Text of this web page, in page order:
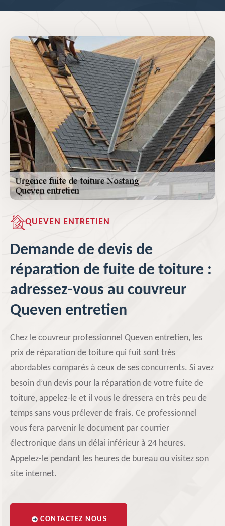
QUEVEN ENTRETIEN
Demande de devis de
réparation de fuite de toiture :
adressez-vous au couvreur
Queven entretien
Chez le couvreur professionnel Queven entretien, les
prix de réparation de toiture qui fuit sont très
abordables comparés à ceux de ses concurrents. Si avez
besoin d’un devis pour la réparation de votre fuite de
toiture, appelez-le et il vous le dressera en très peu de
temps sans vous prélever de frais. Ce professionnel
vous fera parvenir le document par courrier
électronique dans un délai inférieur à 24 heures.
Appelez-le pendant les heures de bureau ou visitez son
site internet.
CONTACTEZ NOUS